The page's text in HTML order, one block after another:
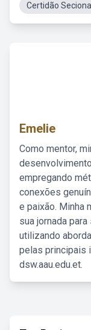
Certidão
Emelie
Como mentor,
empregando
conexões
e paixão. Minha
sua jornada
utilizando
pelas principais
dsw.aau.edu.et.